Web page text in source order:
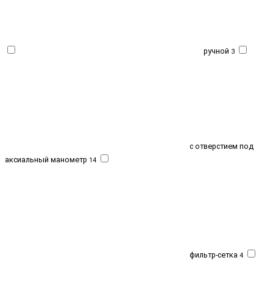
ручной 3
с отверстием под
аксиальный манометр 14
фильтр-сетка 4